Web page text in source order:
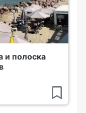
и полоска